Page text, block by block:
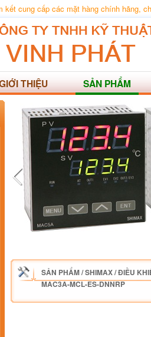
kết cung cấp các mặt hàng chính hãng,
THIỆU SẢN PHẨM
SẢN PHẨM/SHIMAX/ĐIỀU
MAC3A-MCL-ES-DNNRP